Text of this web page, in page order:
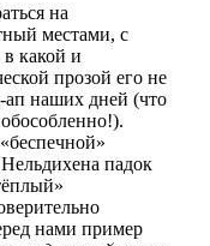
на
местами, с
какой и
прозой его не
ап наших дней (что
падок
нами пример